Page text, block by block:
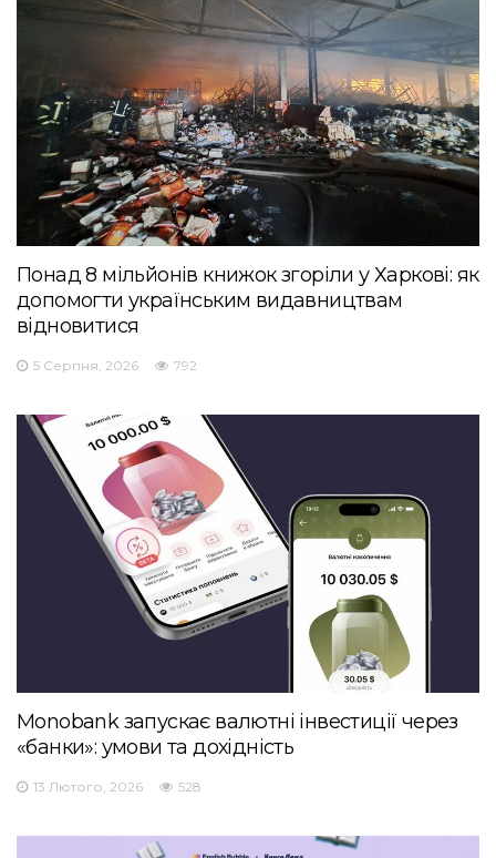
Понад 8 мільйонів книжок згоріли у Харкові: як
допомогти українським видавництвам
відновитися
5 Серпня, 2026 792
Monobank запускає валютні інвестиції через
«банки»: умови та дохідність
13 Лютого, 2026 528